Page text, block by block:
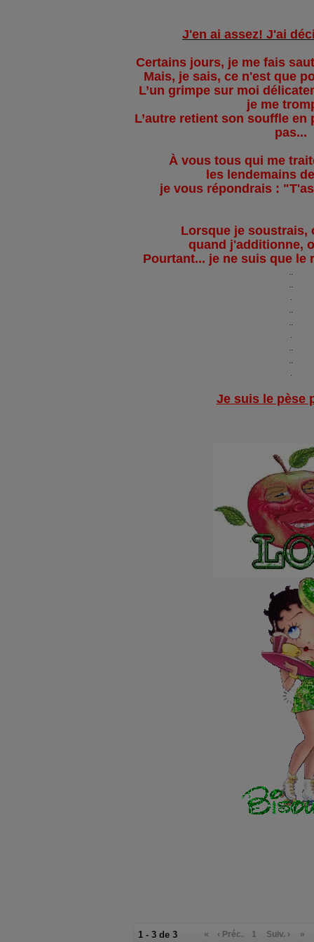
J'en ai assez! J'ai
Certains jours, je me fais
Mais, je sais, ce n'est que
L’un grimpe sur moi
je me
L’autre retient son souffle en
pas...
À vous tous qui me
les lendemains
je vous répondrais :
Lorsque je soustrais,
quand j'additionne,
Pourtant... je ne suis que le
..
..
.
..
..
.
..
..
.
Je suis le pèse
1 - 3 de 3 « ‹ Préc. 1 Suiv. › »